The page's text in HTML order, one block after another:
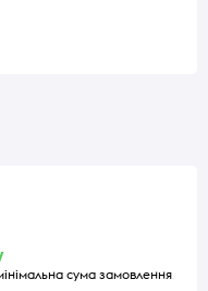
сума замовлення